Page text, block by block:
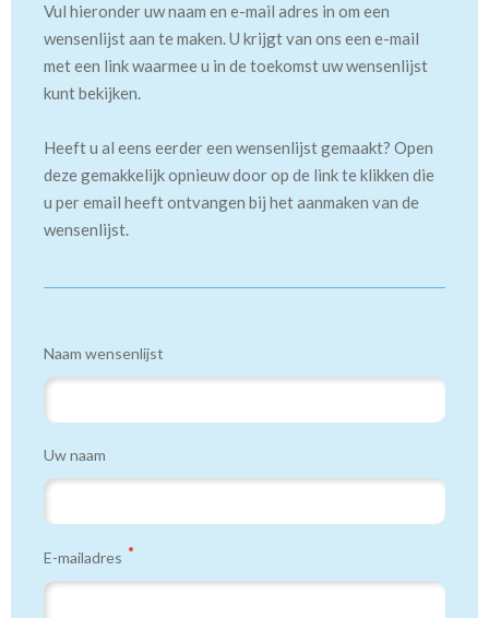
Vul hieronder uw naam en e-mail adres in om een
wensenlijst aan te maken. U krijgt van ons een e-mail
met een link waarmee u in de toekomst uw wensenlijst
kunt bekijken.
Heeft u al eens eerder een wensenlijst gemaakt? Open
deze gemakkelijk opnieuw door op de link te klikken die
u per email heeft ontvangen bij het aanmaken van de
wensenlijst.
Naam wensenlijst
Uw naam
E-mailadres